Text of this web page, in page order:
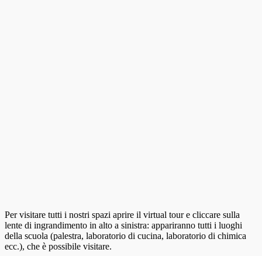
Per visitare tutti i nostri spazi aprire il virtual tour e cliccare sulla
lente di ingrandimento in alto a sinistra: appariranno tutti i luoghi
della scuola (palestra, laboratorio di cucina, laboratorio di chimica
ecc.), che è possibile visitare.